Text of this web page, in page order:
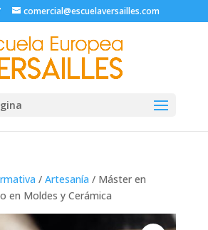
comercial@escuelaversailles.com
/ Artesanía / Máster en
en Moldes y Cerámica